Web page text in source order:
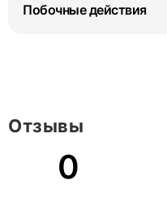
Побочные действия
0
Отзывы